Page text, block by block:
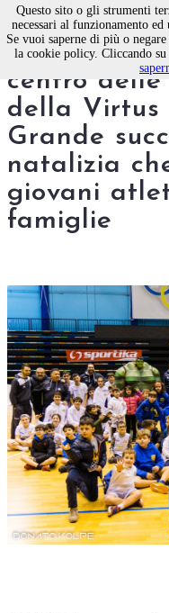
Il
centro
della Virtus
Grande
natalizia
giovani
famiglie
Questo sito o gli strumenti
necessari al funzionamento
Se vuoi saperne di più o
la cookie policy. Cliccando